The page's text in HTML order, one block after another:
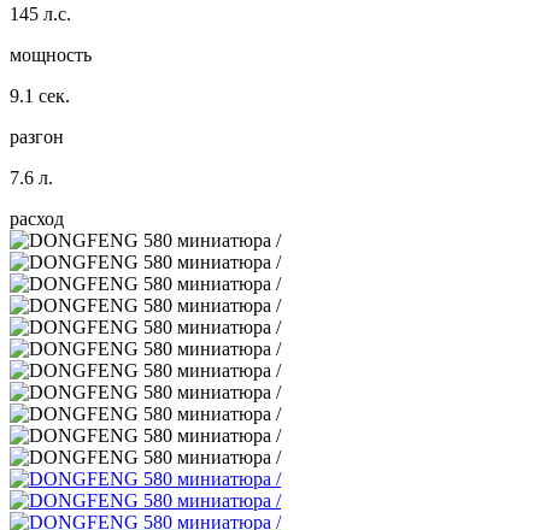
145 л.с.
мощность
9.1 сек.
разгон
7.6 л.
расход